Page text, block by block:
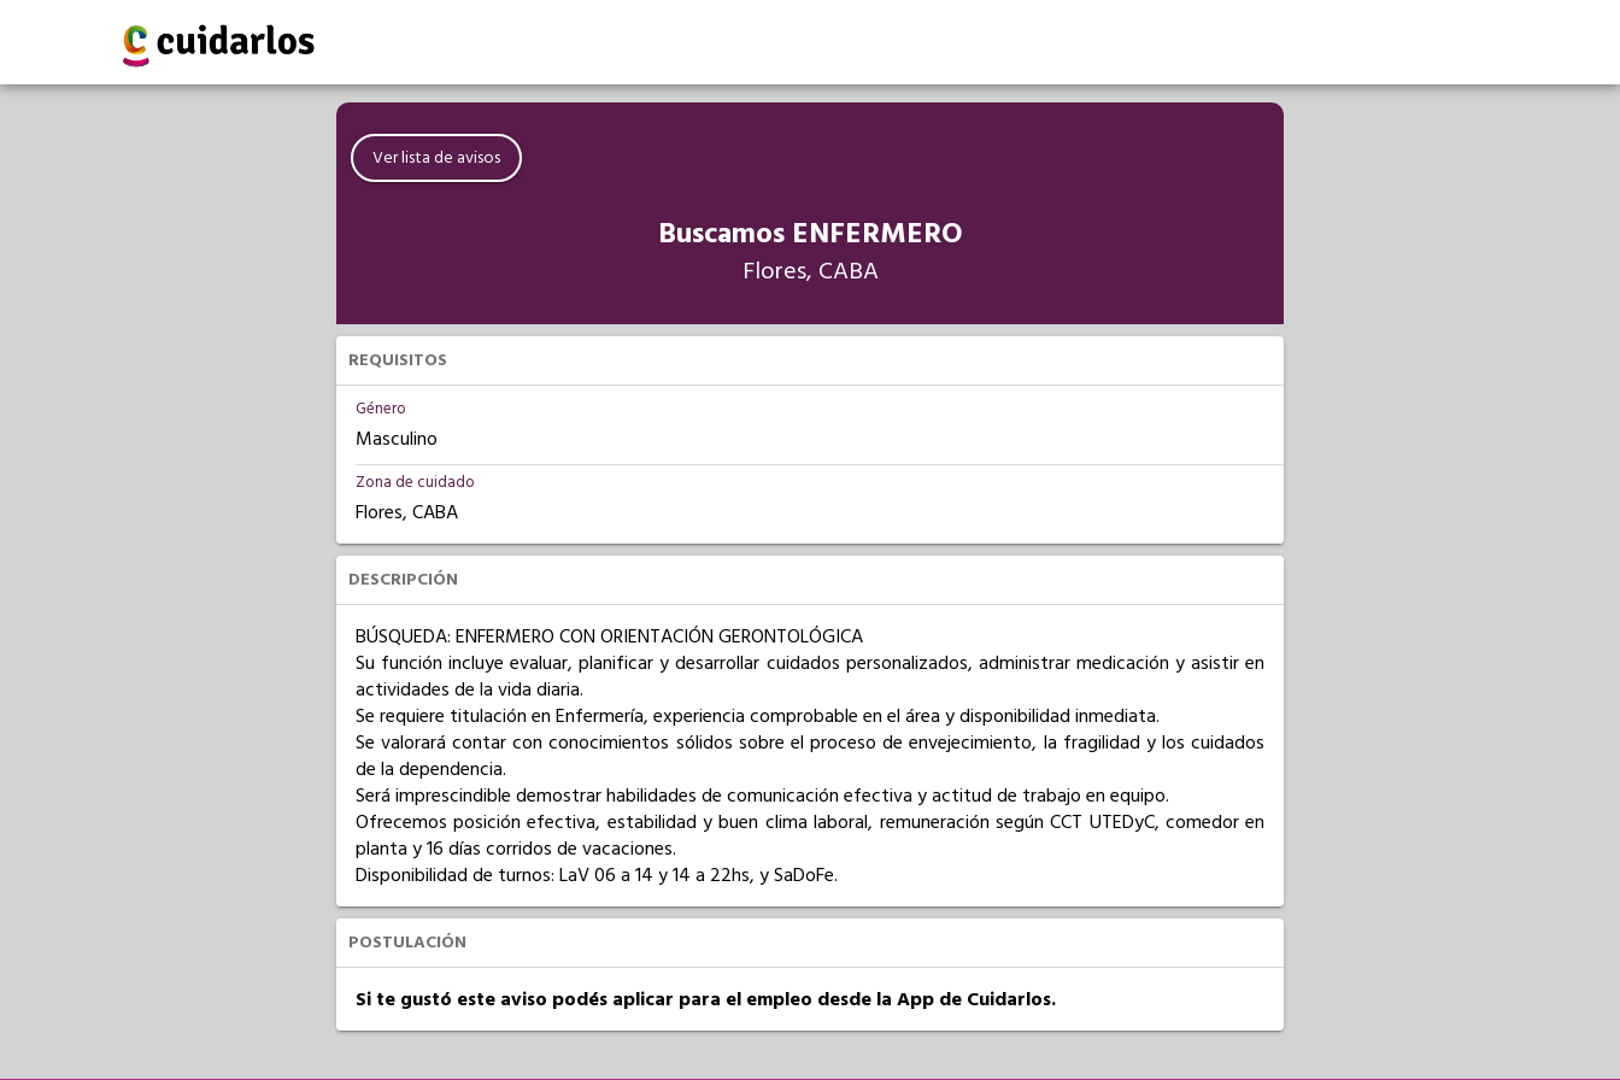
Ver lista de avisos
Buscamos ENFERMERO
Flores, CABA
REQUISITOS
Género
Masculino
Zona de cuidado
Flores, CABA
DESCRIPCIÓN
BÚSQUEDA: ENFERMERO CON ORIENTACIÓN GERONTOLÓGICA
Su función incluye evaluar, planificar y desarrollar cuidados personalizados, administrar medicación y asistir en
actividades de la vida diaria.
Se requiere titulación en Enfermería, experiencia comprobable en el área y disponibilidad inmediata.
Se valorará contar con conocimientos sólidos sobre el proceso de envejecimiento, la fragilidad y los cuidados
de la dependencia.
Será imprescindible demostrar habilidades de comunicación efectiva y actitud de trabajo en equipo.
Ofrecemos posición efectiva, estabilidad y buen clima laboral, remuneración según CCT UTEDyC, comedor en
planta y 16 días corridos de vacaciones.
Disponibilidad de turnos: LaV 06 a 14 y 14 a 22hs, y SaDoFe.
POSTULACIÓN
Si te gustó este aviso podés aplicar para el empleo desde la App de Cuidarlos.